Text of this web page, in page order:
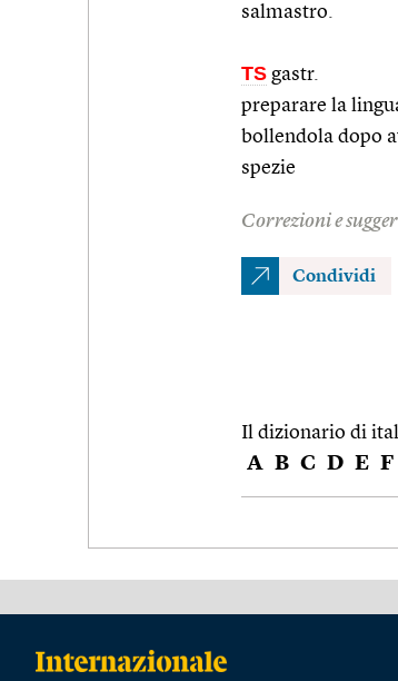
salmastro.
TS gastr.
preparare la
bollendola dopo
spezie
Correzioni e
Condividi
Il dizionario di
A B C D E F